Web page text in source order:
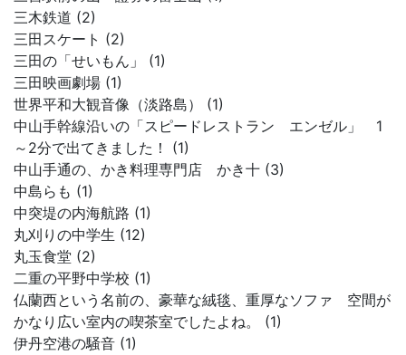
三木鉄道 (2)
三田スケート (2)
三田の「せいもん」 (1)
三田映画劇場 (1)
世界平和大観音像（淡路島） (1)
中山手幹線沿いの「スピードレストラン エンゼル」 1
～2分で出てきました！ (1)
中山手通の、かき料理専門店 かき十 (3)
中島らも (1)
中突堤の内海航路 (1)
丸刈りの中学生 (12)
丸玉食堂 (2)
二重の平野中学校 (1)
仏蘭西という名前の、豪華な絨毯、重厚なソファ 空間が
かなり広い室内の喫茶室でしたよね。 (1)
伊丹空港の騒音 (1)